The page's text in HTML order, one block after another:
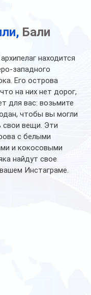
Бали
находится
западного
Его острова
на них нет дорог,
для вас: возьмите
чтобы вы могли
свои вещи. Эти
с белыми
и кокосовыми
найдут свое
Инстаграме.